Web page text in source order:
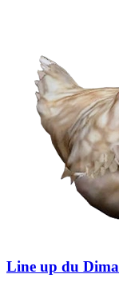
Line up du